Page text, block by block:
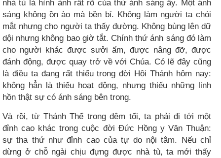
nhà tù là hình ảnh rất rõ của thứ ánh sáng ấy. Một ánh
sáng không ồn ào mà bền bỉ. Không làm người ta chói
mắt nhưng cho người ta thấy đường. Không bùng lên dữ
dội nhưng không bao giờ tắt. Chính thứ ánh sáng đó làm
cho người khác được sưởi ấm, được nâng đỡ, được
đánh động, được quay trở về với Chúa. Có lẽ đây cũng
là điều ta đang rất thiếu trong đời Hội Thánh hôm nay:
không hẳn là thiếu hoạt động, nhưng thiếu những linh
hồn thật sự có ánh sáng bên trong.
Và rồi, từ Thánh Thể trong đêm tối, ta phải đi tới một
đỉnh cao khác trong cuộc đời Đức Hồng y Văn Thuận:
sự tha thứ như đỉnh cao của tự do nội tâm. Nếu chỉ
dừng ở chỗ ngài chịu đựng được nhà tù, ta mới thấy